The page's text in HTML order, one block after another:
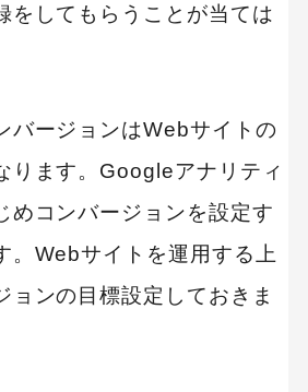
をしてもらうことが当ては
バージョンはWebサイトの
ります。Googleアナリティ
めコンバージョンを設定す
。Webサイトを運用する上
ョンの目標設定しておきま